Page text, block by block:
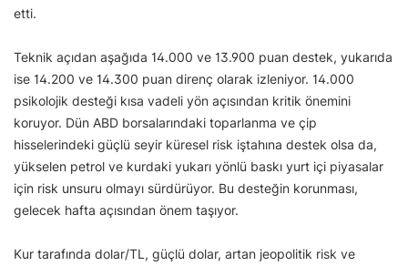
etti.
Teknik açıdan aşağıda 14.000 ve 13.900 puan destek, yukarıda
ise 14.200 ve 14.300 puan direnç olarak izleniyor. 14.000
psikolojik desteği kısa vadeli yön açısından kritik önemini
koruyor. Dün ABD borsalarındaki toparlanma ve çip
hisselerindeki güçlü seyir küresel risk iştahına destek olsa da,
yükselen petrol ve kurdaki yukarı yönlü baskı yurt içi piyasalar
için risk unsuru olmayı sürdürüyor. Bu desteğin korunması,
gelecek hafta açısından önem taşıyor.
Kur tarafında dolar/TL, güçlü dolar, artan jeopolitik risk ve